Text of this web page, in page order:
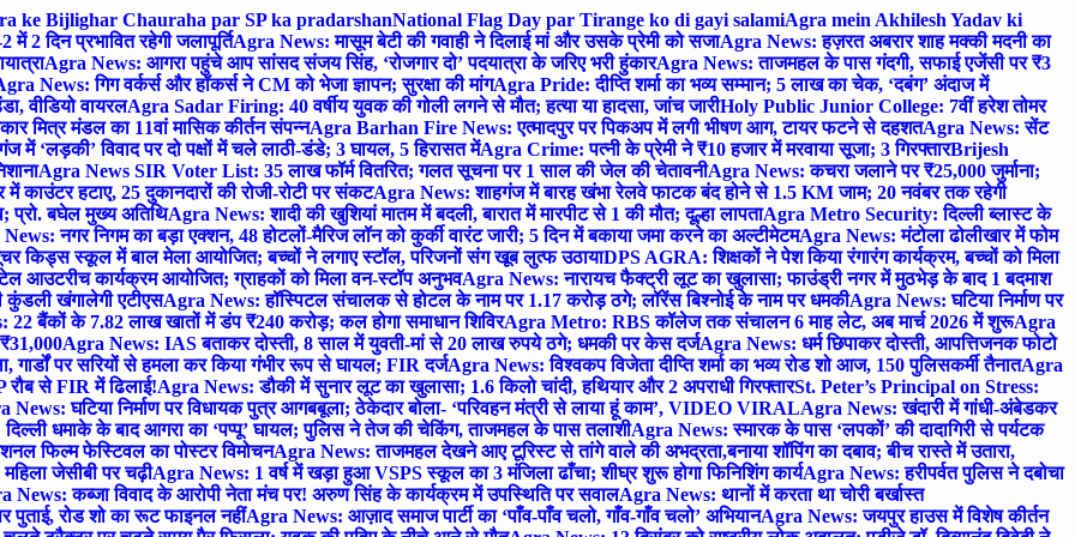
ke Bijlighar Chauraha par SP ka pradarshanNational Flag Day par Tirange ko di gayi salamiAgra mein Akhilesh Yadav ki
2 दिन प्रभावित रहेगी जलापूर्तिAgra News: मासूम बेटी की गवाही ने दिलाई मां और उसके प्रेमी को सजाAgra News: हज़रत अबरार शाह मक्की मदनी का
Agra News: आगरा पहुंचे आप सांसद संजय सिंह, ‘रोजगार दो’ पदयात्रा के जरिए भरी हुंकारAgra News: ताजमहल के पास गंदगी, सफाई एजेंसी पर ₹3
News: गिग वर्कर्स और हॉकर्स ने CM को भेजा ज्ञापन; सुरक्षा की मांगAgra Pride: दीप्ति शर्मा का भव्य सम्मान; 5 लाख का चेक, ‘दबंग’ अंदाज में
वीडियो वायरलAgra Sadar Firing: 40 वर्षीय युवक की गोली लगने से मौत; हत्या या हादसा, जांच जारीHoly Public Junior College: 7वीं हरेश तोमर
मित्र मंडल का 11वां मासिक कीर्तन संपन्नAgra Barhan Fire News: एत्मादपुर पर पिकअप में लगी भीषण आग, टायर फटने से दहशतAgra News: सेंट
‘लड़की’ विवाद पर दो पक्षों में चले लाठी-डंडे; 3 घायल, 5 हिरासत मेंAgra Crime: पत्नी के प्रेमी ने ₹10 हजार में मरवाया सूजा; 3 गिरफ्तारBrijesh
Agra News SIR Voter List: 35 लाख फॉर्म वितरित; गलत सूचना पर 1 साल की जेल की चेतावनीAgra News: कचरा जलाने पर ₹25,000 जुर्माना;
हटाए, 25 दुकानदारों की रोजी-रोटी पर संकटAgra News: शाहगंज में बारह खंभा रेलवे फाटक बंद होने से 1.5 KM जाम; 20 नवंबर तक रहेगी
प्रो. बघेल मुख्य अतिथिAgra News: शादी की खुशियां मातम में बदली, बारात में मारपीट से 1 की मौत; दूल्हा लापताAgra Metro Security: दिल्ली ब्लास्ट के
नगर निगम का बड़ा एक्शन, 48 होटलों-मैरिज लॉन को कुर्की वारंट जारी; 5 दिन में बकाया जमा करने का अल्टीमेटमAgra News: मंटोला ढोलीखार में फोम
किड्स स्कूल में बाल मेला आयोजित; बच्चों ने लगाए स्टॉल, परिजनों संग खूब लुत्फ उठायाDPS AGRA: शिक्षकों ने पेश किया रंगारंग कार्यक्रम, बच्चों को मिला
आउटरीच कार्यक्रम आयोजित; ग्राहकों को मिला वन-स्टॉप अनुभवAgra News: नारायच फैक्ट्री लूट का खुलासा; फाउंड्री नगर में मुठभेड़ के बाद 1 बदमाश
खंगालेगी एटीएसAgra News: हॉस्पिटल संचालक से होटल के नाम पर 1.17 करोड़ ठगे; लॉरेंस बिश्नोई के नाम पर धमकीAgra News: घटिया निर्माण पर
22 बैंकों के 7.82 लाख खातों में डंप ₹240 करोड़; कल होगा समाधान शिविरAgra Metro: RBS कॉलेज तक संचालन 6 माह लेट, अब मार्च 2026 में शुरूAgra
Agra News: IAS बताकर दोस्ती, 8 साल में युवती-मां से 20 लाख रुपये ठगे; धमकी पर केस दर्जAgra News: धर्म छिपाकर दोस्ती, आपत्तिजनक फोटो
गार्डों पर सरियों से हमला कर किया गंभीर रूप से घायल; FIR दर्जAgra News: विश्वकप विजेता दीप्ति शर्मा का भव्य रोड शो आज, 150 पुलिसकर्मी तैनातAgra
से FIR में ढिलाई!Agra News: डौकी में सुनार लूट का खुलासा; 1.6 किलो चांदी, हथियार और 2 अपराधी गिरफ्तारSt. Peter’s Principal on Stress:
News: घटिया निर्माण पर विधायक पुत्र आगबबूला; ठेकेदार बोला- ‘परिवहन मंत्री से लाया हूं काम’, VIDEO VIRALAgra News: खंदारी में गांधी-अंबेडकर
धमाके के बाद आगरा का ‘पप्पू’ घायल; पुलिस ने तेज की चेकिंग, ताजमहल के पास तलाशीAgra News: स्मारक के पास ‘लपकों’ की दादागिरी से पर्यटक
फिल्म फेस्टिवल का पोस्टर विमोचनAgra News: ताजमहल देखने आए टूरिस्ट से तांगे वाले की अभद्रता,बनाया शॉपिंग का दबाव; बीच रास्ते में उतारा,
जेसीबी पर चढ़ीAgra News: 1 वर्ष में खड़ा हुआ VSPS स्कूल का 3 मंजिला ढाँचा; शीघ्र शुरू होगा फिनिशिंग कार्यAgra News: हरीपर्वत पुलिस ने दबोचा
News: कब्जा विवाद के आरोपी नेता मंच पर! अरुण सिंह के कार्यक्रम में उपस्थिति पर सवालAgra News: थानों में करता था चोरी बर्खास्त
पुताई, रोड शो का रूट फाइनल नहींAgra News: आज़ाद समाज पार्टी का ‘पाँव-पाँव चलो, गाँव-गाँव चलो’ अभियानAgra News: जयपुर हाउस में विशेष कीर्तन